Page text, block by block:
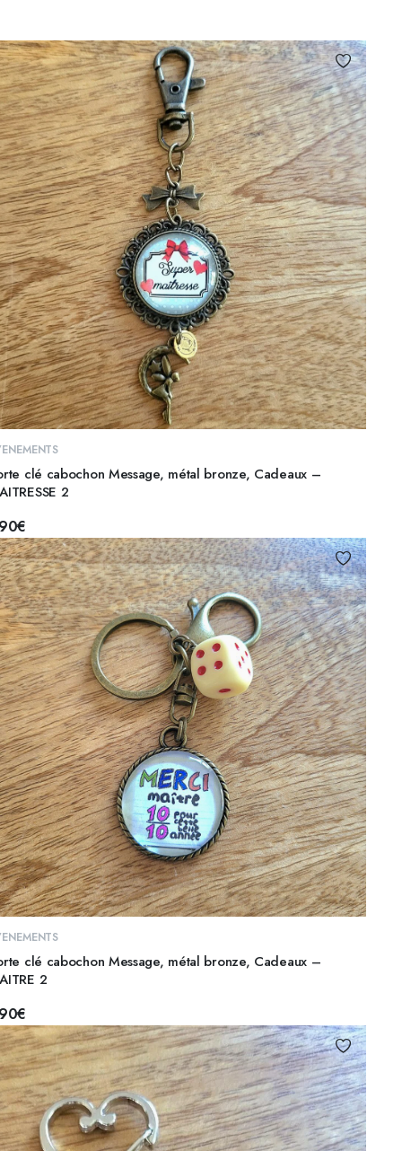
clé cabochon Message, métal bronze, Cadeaux –
2
€
clé cabochon Message, métal bronze, Cadeaux –
2
€